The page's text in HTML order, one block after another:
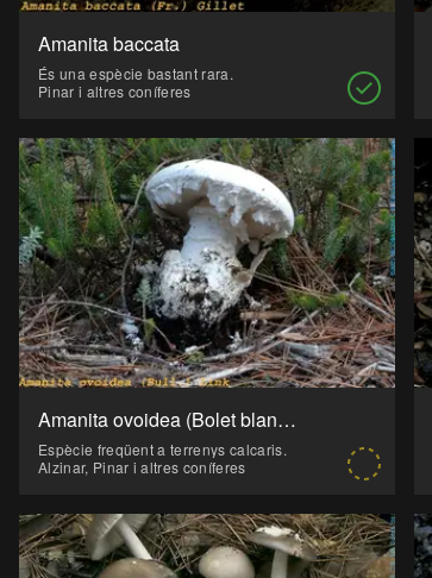
Amanita baccata
És una espècie bastant rara.
Pinar i altres coníferes
Amanita ovoidea (Bolet blanc, Bolet bord, Farinera, Farineta, Pixacà)
Espècie freqüent a terrenys calcaris.
Alzinar, Pinar i altres coníferes